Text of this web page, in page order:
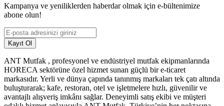
Kampanya ve yeniliklerden haberdar olmak için e-bültenimize
abone olun!
Kayıt Ol
ANT Mutfak , profesyonel ve endüstriyel mutfak ekipmanlarında
HORECA sektörüne özel hizmet sunan güçlü bir e-ticaret
markasıdır. Yerli ve dünya çapında tanınmış markaları tek çatı altında
buluşturarak; kafe, restoran, otel ve işletmelere hızlı, güvenilir ve
avantajlı alışveriş imkânı sağlar. Deneyimli satış ekibi ve müşteri